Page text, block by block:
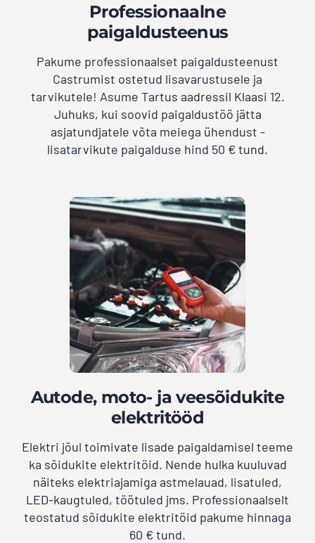
Professionaalne
paigaldusteenus
Pakume professionaalset paigaldusteenust
Castrumist ostetud lisavarustusele ja
tarvikutele! Asume Tartus aadressil Klaasi 12.
Juhuks, kui soovid paigaldustöö jätta
asjatundjatele võta meiega ühendust -
lisatarvikute paigalduse hind 50 € tund.
Autode, moto- ja veesõidukite
elektritööd
Elektri jõul toimivate lisade paigaldamisel teeme
ka sõidukite elektritöid. Nende hulka kuuluvad
näiteks elektriajamiga astmelauad, lisatuled,
LED-kaugtuled, töötuled jms. Professionaalselt
teostatud sõidukite elektritöid pakume hinnaga
60 € tund.